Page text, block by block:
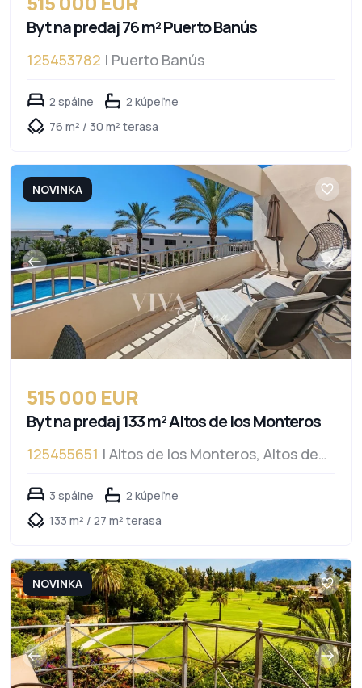
Byt na predaj 76 m² Puerto Banús
125453782 | Puerto Banús
2 spálne
2 kúpeľne
76 m² / 30 m² terasa
NOVINKA
515 000 EUR
Byt na predaj 133 m² Altos de los Monteros
125455651 | Altos de los Monteros, Altos de
3 spálne
2 kúpeľne
133 m² / 27 m² terasa
NOVINKA